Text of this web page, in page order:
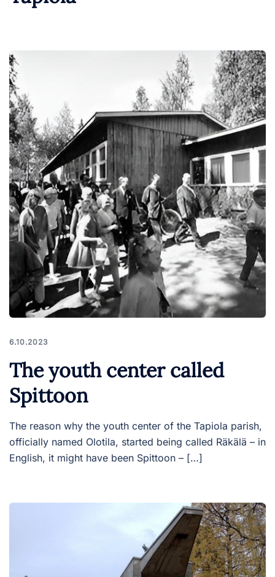
6.10.2023
The youth center called
Spittoon
The reason why the youth center of the Tapiola parish,
officially named Olotila, started being called Räkälä – in
English, it might have been Spittoon – […]